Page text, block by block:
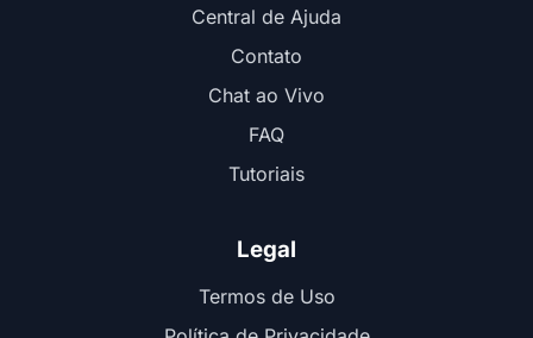
Central de Ajuda
Contato
Chat ao Vivo
FAQ
Tutoriais
Legal
Termos de Uso